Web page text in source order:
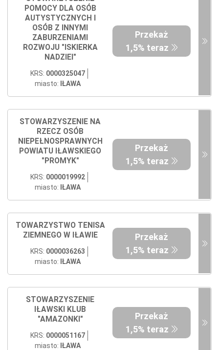
POMOCY DLA OSÓB
AUTYSTYCZNYCH I
OSÓB Z INNYMI
ZABURZENIAMI
ROZWOJU "ISKIERKA
NADZIEI"
KRS: 0000325047
miasto: IŁAWA
Przekaż
1,5% teraz
STOWARZYSZENIE NA
RZECZ OSÓB
NIEPEŁNOSPRAWNYCH
POWIATU IŁAWSKIEGO
"PROMYK"
KRS: 0000019992
miasto: IŁAWA
Przekaż
1,5% teraz
TOWARZYSTWO TENISA
ZIEMNEGO W IŁAWIE
KRS: 0000036263
miasto: IŁAWA
Przekaż
1,5% teraz
STOWARZYSZENIE
IŁAWSKI KLUB
"AMAZONKI"
KRS: 0000051167
miasto: IŁAWA
Przekaż
1,5% teraz